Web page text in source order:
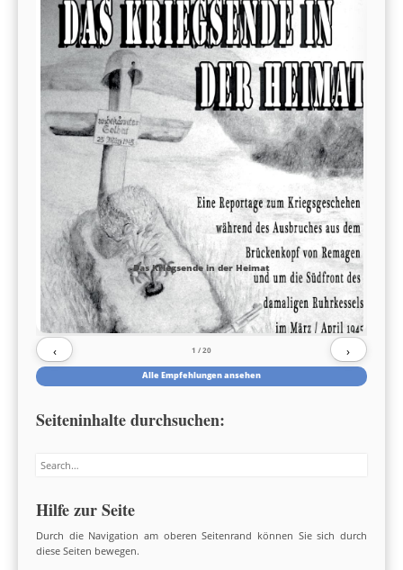
Das Kriegsende in der Heimat
‹ 1 / 20 ›
Alle Empfehlungen ansehen
Seiteninhalte durchsuchen:
Search
Hilfe zur Seite
Durch die Navigation am oberen Seitenrand können Sie sich durch
diese Seiten bewegen.